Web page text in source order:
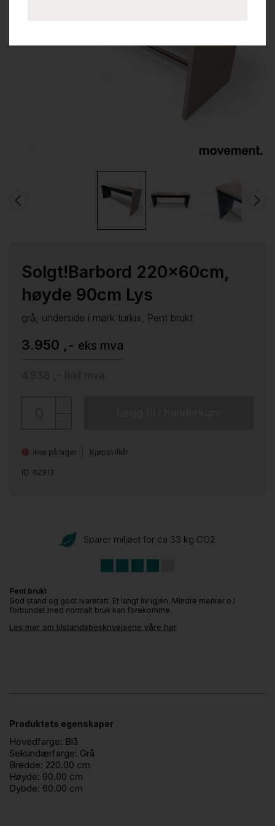
Solgt!Barbord 220x60cm,
høyde 90cm Lys
grå, underside i mørk turkis, Pent brukt
3.950 ,- eks mva
Ikke på lager Kjøpsvilkår
ID: 62913
Sparer miljøet for ca 33 kg CO2
Pent brukt
God stand og godt ivaretatt. Et langt liv igjen. Mindre merker o.l
forbundet med normalt bruk kan forekomme.
Les mer om tilstandsbeskrivelsene våre her
Produktets egenskaper
Hovedfarge: Blå
Sekundærfarge: Grå
Bredde: 220.00 cm
Høyde: 90.00 cm
Dybde: 60.00 cm